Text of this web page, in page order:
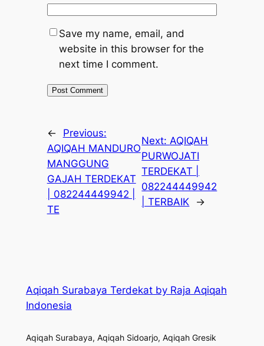
Save my name, email, and
website in this browser for the
next time I comment.
←
Previous:
AQIQAH MANDURO
MANGGUNG
GAJAH TERDEKAT
| 082244449942 |
TE
Next: AQIQAH
PURWOJATI
TERDEKAT |
082244449942
| TERBAIK
→
Aqiqah Surabaya Terdekat by Raja Aqiqah
Indonesia
Aqiqah Surabaya, Aqiqah Sidoarjo, Aqiqah Gresik